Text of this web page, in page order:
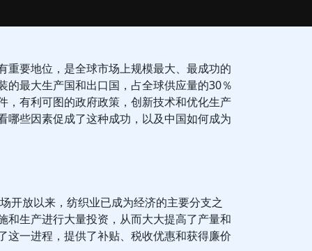
重要地位，是全球市场上规模最大、最成功的
的最大生产国和出口国，占全球供应量的30％
，有利可图的政府政策，创新技术和优化生产
哪些因素促成了这种成功，以及中国如何成为
开放以来，纺织业已成为经济的主要分支之
和生产进行大量投资，从而大大提高了产量和
这一进程，提供了补贴、税收优惠和获得廉价